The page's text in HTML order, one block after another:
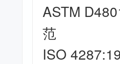
ASTM
范
ISO